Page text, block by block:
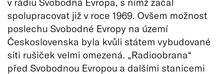
spolupracovat již v roce 1969. Ovšem možnost
poslechu Svobodné Evropy na území
Československa byla kvůli státem vybudované
síti rušiček velmi omezená. „Radioobrana“
před Svobodnou Evropou a dalšími stanicemi